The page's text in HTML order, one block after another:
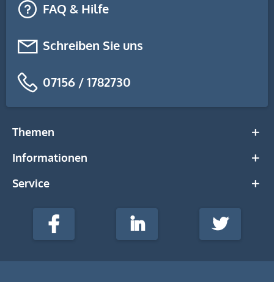
FAQ & Hilfe
Schreiben Sie uns
07156 / 1782730
Themen
Informationen
Service
stempel-
Media
Facebook LinkedIn Twitter